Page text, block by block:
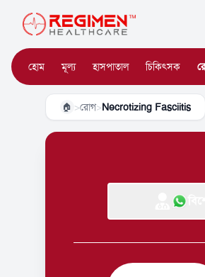
হোম মূল্য হাসপাতাল চিকিৎসক
🏠 >রোগ>Necrotizing Fasciitis